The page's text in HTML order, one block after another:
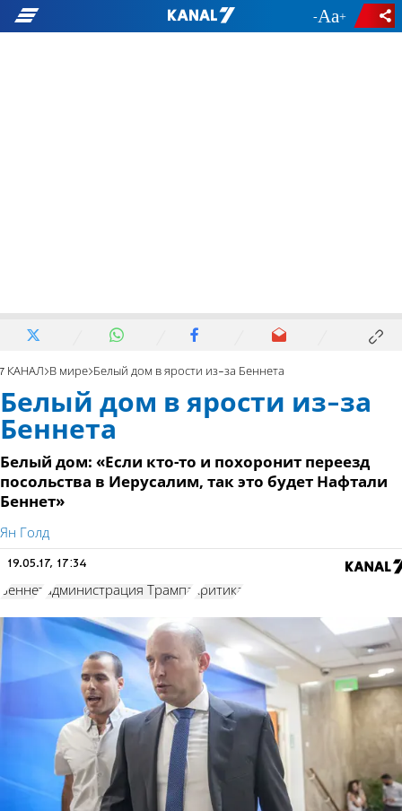
- +
7 КАНАЛ В мире Белый дом в ярости из-за Беннета
Белый дом в ярости из-за
Беннета
Белый дом: «Если кто-то и похоронит переезд
посольства в Иерусалим, так это будет Нафтали
Беннет»
Ян Голд
19.05.17, 17:34
Беннет администрация Трампа критика